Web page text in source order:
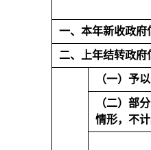
一、本年新收政府
二、上年结转政
（一）予
（二）部
情形，不计